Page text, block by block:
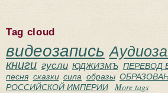
Tag cloud
видеозапись
книги гусли ЮДЖИЗМЪ ПЕРЕВОД
песня сказки сила образы
РОССИЙСКОЙ ИМПЕРИИ
More tags